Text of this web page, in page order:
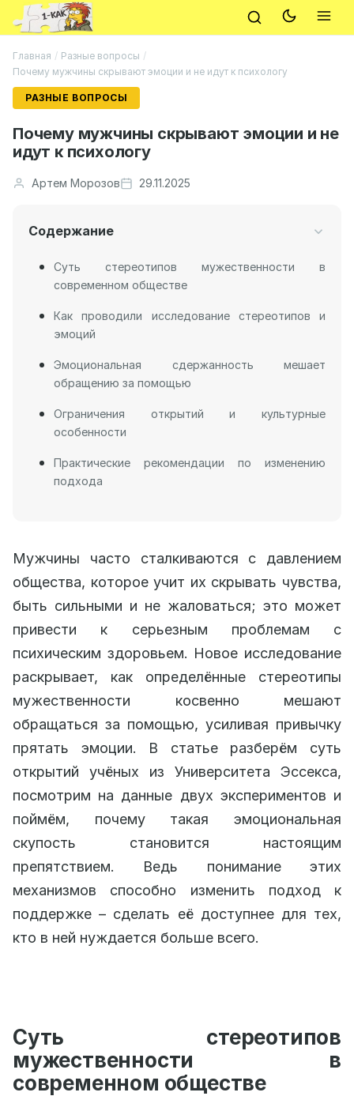
Главная / Разные вопросы /
Почему мужчины скрывают эмоции и не идут к психологу
РАЗНЫЕ ВОПРОСЫ
Почему мужчины скрывают эмоции и не
идут к психологу
Артем Морозов 29.11.2025
Содержание
Суть стереотипов мужественности в
современном обществе
Как проводили исследование стереотипов и
эмоций
Эмоциональная сдержанность мешает
обращению за помощью
Ограничения открытий и культурные
особенности
Практические рекомендации по изменению
подхода
Мужчины часто сталкиваются с давлением
общества, которое учит их скрывать чувства,
быть сильными и не жаловаться; это может
привести к серьезным проблемам с
психическим здоровьем. Новое исследование
раскрывает, как определённые стереотипы
мужественности косвенно мешают
обращаться за помощью, усиливая привычку
прятать эмоции. В статье разберём суть
открытий учёных из Университета Эссекса,
посмотрим на данные двух экспериментов и
поймём, почему такая эмоциональная
скупость становится настоящим
препятствием. Ведь понимание этих
механизмов способно изменить подход к
поддержке – сделать её доступнее для тех,
кто в ней нуждается больше всего.
Суть стереотипов
мужественности в
современном обществе